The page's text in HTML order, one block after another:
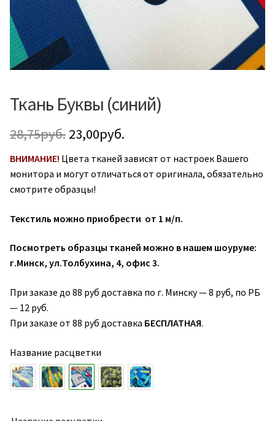
Ткань Буквы (синий)
28,75руб. Первоначальная
цена
составляла
28,75руб..
23,00руб.
цена:
23,00руб..
ВНИМАНИЕ! Цвета тканей зависят от настроек Вашего
монитора и могут отличаться от оригинала, обязательно
смотрите образцы!
Текстиль можно приобрести от 1 м/п.
Посмотреть образцы тканей можно в нашем шоуруме:
г.Минск, ул.Толбухина, 4, офис 3.
При заказе до 88 руб доставка по г. Минску — 8 руб, по РБ
— 12 руб.
При заказе от 88 руб доставка БЕСПЛАТНАЯ.
Название расцветки